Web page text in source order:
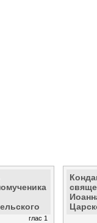
глас 1